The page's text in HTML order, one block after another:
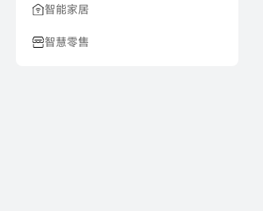
智能家居
智慧零售